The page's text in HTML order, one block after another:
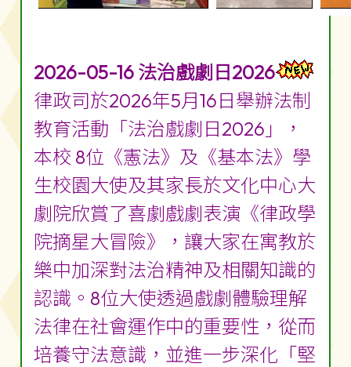
2026-05-16 法治戲劇日2026
律政司於2026年5月16日舉辦法制
教育活動「法治戲劇日2026」，
本校 8位《憲法》及《基本法》學
生校園大使及其家長於文化中心大
劇院欣賞了喜劇戲劇表演《律政學
院摘星大冒險》，讓大家在寓教於
樂中加深對法治精神及相關知識的
認識。8位大使透過戲劇體驗理解
法律在社會運作中的重要性，從而
培養守法意識，並進一步深化「堅